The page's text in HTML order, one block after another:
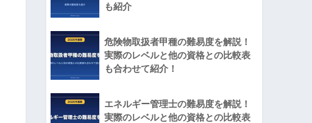
も紹介
危険物取扱者甲種の難易度を解説！
実際のレベルと他の資格との比較表
も合わせて紹介！
エネルギー管理士の難易度を解説！
実際のレベルと他の資格との比較表